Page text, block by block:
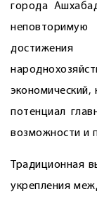
города
экономический,
потенциал
возможности и
Традиционная
укрепления